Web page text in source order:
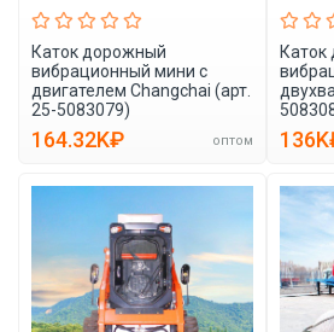
Каток дорожный
вибрационный мини с
двигателем Changchai (арт.
25-5083079)
164.32K₽ оптом